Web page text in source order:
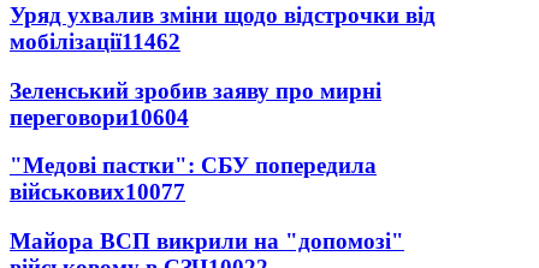
Уряд ухвалив зміни щодо відстрочки від
мобілізації11462
Зеленський зробив заяву про мирні
переговори10604
"Медові пастки": СБУ попередила
військових10077
Майора ВСП викрили на "допомозі"